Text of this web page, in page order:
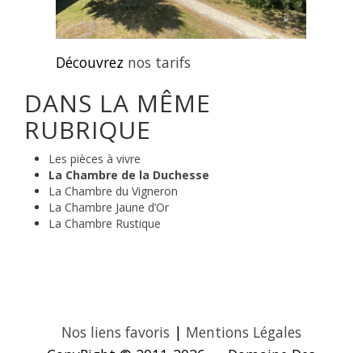
Découvrez nos tarifs
DANS LA MÊME
RUBRIQUE
Les pièces à vivre
La Chambre de la Duchesse
La Chambre du Vigneron
La Chambre Jaune d’Or
La Chambre Rustique
Nos liens favoris | Mentions Légales